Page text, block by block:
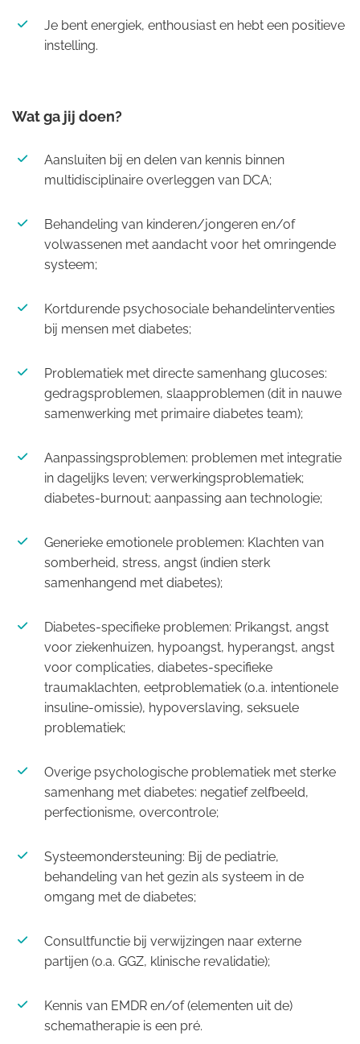
Je bent energiek, enthousiast en hebt een positieve
instelling.
Wat ga jij doen?
Aansluiten bij en delen van kennis binnen
multidisciplinaire overleggen van DCA;
Behandeling van kinderen/jongeren en/of
volwassenen met aandacht voor het omringende
systeem;
Kortdurende psychosociale behandelinterventies
bij mensen met diabetes;
Problematiek met directe samenhang glucoses:
gedragsproblemen, slaapproblemen (dit in nauwe
samenwerking met primaire diabetes team);
Aanpassingsproblemen: problemen met integratie
in dagelijks leven; verwerkingsproblematiek;
diabetes-burnout; aanpassing aan technologie;
Generieke emotionele problemen: Klachten van
somberheid, stress, angst (indien sterk
samenhangend met diabetes);
Diabetes-specifieke problemen: Prikangst, angst
voor ziekenhuizen, hypoangst, hyperangst, angst
voor complicaties, diabetes-specifieke
traumaklachten, eetproblematiek (o.a. intentionele
insuline-omissie), hypoverslaving, seksuele
problematiek;
Overige psychologische problematiek met sterke
samenhang met diabetes: negatief zelfbeeld,
perfectionisme, overcontrole;
Systeemondersteuning: Bij de pediatrie,
behandeling van het gezin als systeem in de
omgang met de diabetes;
Consultfunctie bij verwijzingen naar externe
partijen (o.a. GGZ, klinische revalidatie);
Kennis van EMDR en/of (elementen uit de)
schematherapie is een pré.